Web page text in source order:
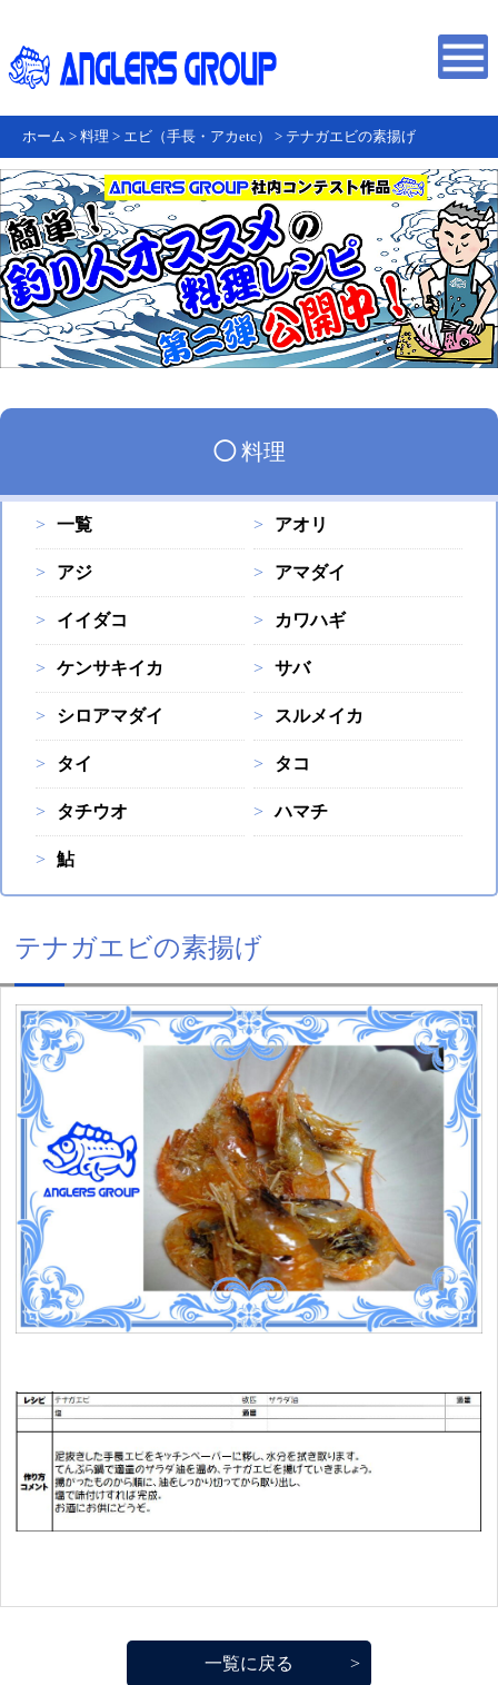
ホーム > 料理 > エビ（手長・アカetc） > テナガエビの素揚げ
◯料理
一覧 アオリ
アジ アマダイ
イイダコ カワハギ
ケンサキイカ サバ
シロアマダイ スルメイカ
タイ タコ
タチウオ ハマチ
鮎
テナガエビの素揚げ
一覧に戻る